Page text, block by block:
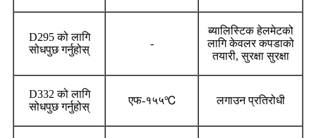
D295 को लागि
सोधपुछ गर्नुहोस्
-
ब्यालिस्टिक हेलमेटको
लागि केवलर कपडाको
तयारी, सुरक्षा सुरक्षा
D332 को लागि
सोधपुछ गर्नुहोस्
एफ-१५५℃ लगाउन प्रतिरोधी